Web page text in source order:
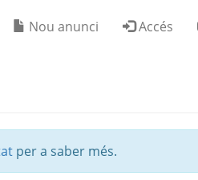
Nou anunci Accés
per a saber més.